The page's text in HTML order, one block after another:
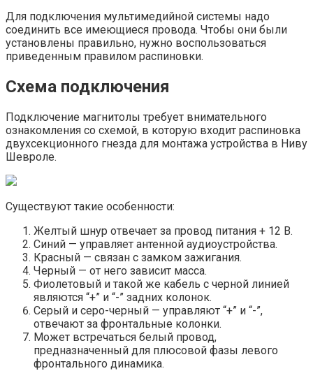
Для подключения мультимедийной системы надо
соединить все имеющиеся провода. Чтобы они были
установлены правильно, нужно воспользоваться
приведенным правилом распиновки.
Схема подключения
Подключение магнитолы требует внимательного
ознакомления со схемой, в которую входит распиновка
двухсекционного гнезда для монтажа устройства в Ниву
Шевроле.
Существуют такие особенности:
Желтый шнур отвечает за провод питания + 12 В.
Синий — управляет антенной аудиоустройства.
Красный — связан с замком зажигания.
Черный — от него зависит масса.
Фиолетовый и такой же кабель с черной линией
являются “+” и “-” задних колонок.
Серый и серо-черный — управляют “+” и “-”,
отвечают за фронтальные колонки.
Может встречаться белый провод,
предназначенный для плюсовой фазы левого
фронтального динамика.